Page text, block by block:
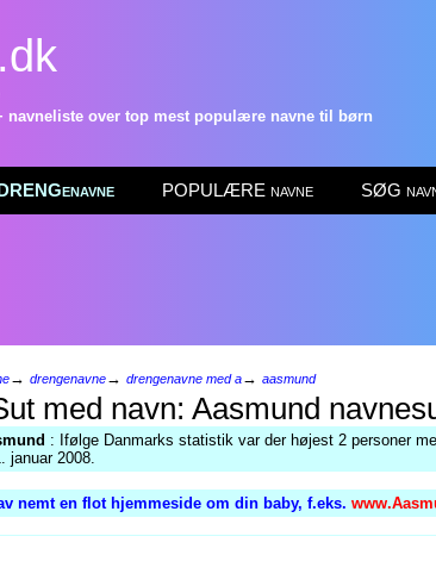
navneliste over top mest populære navne til børn
POPULÆRE navne SØG
→ drengenavne→ drengenavne med a→ aasmund
: Ifølge Danmarks statistik var der højest 2 personer
januar 2008.
nemt en flot hjemmeside om din baby, f.eks.